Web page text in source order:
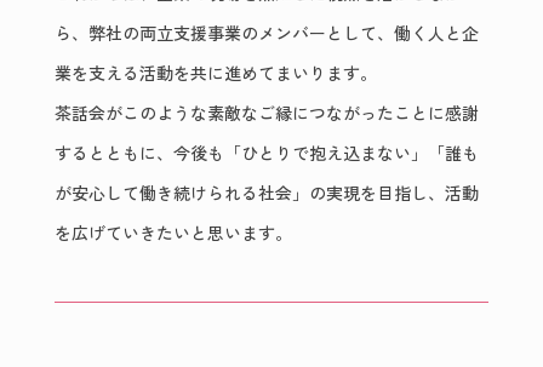
ら、弊社の両立支援事業のメンバーとして、働く人と企
業を支える活動を共に進めてまいります。
茶話会がこのような素敵なご縁につながったことに感謝
するとともに、今後も「ひとりで抱え込まない」「誰も
が安心して働き続けられる社会」の実現を目指し、活動
を広げていきたいと思います。